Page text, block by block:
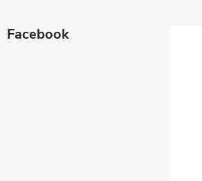
Facebook